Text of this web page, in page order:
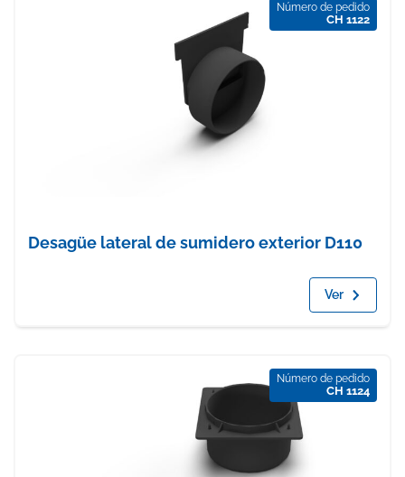
Número de pedido
CH 1122
Desagüe lateral de sumidero exterior D110
Ver
Número de pedido
CH 1124